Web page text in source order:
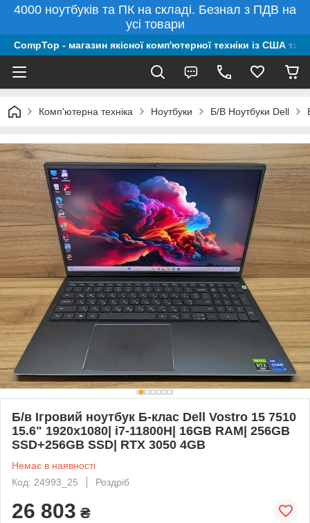
4000 ноутбуків та ПК на складі. Безнал з ПДВ на
усі товари
CompTop - магазин якісної комп'ютерної техніки із США та
Комп'ютерна техніка Ноутбуки Б/В Ноутбуки Dell
Б/в Ігровий ноутбук Б-клас Dell Vostro 15 7510
15.6" 1920x1080| i7-11800H| 16GB RAM| 256GB
SSD+256GB SSD| RTX 3050 4GB
Немає в наявності
Код: 24993_25
Роздріб
26 803 ₴